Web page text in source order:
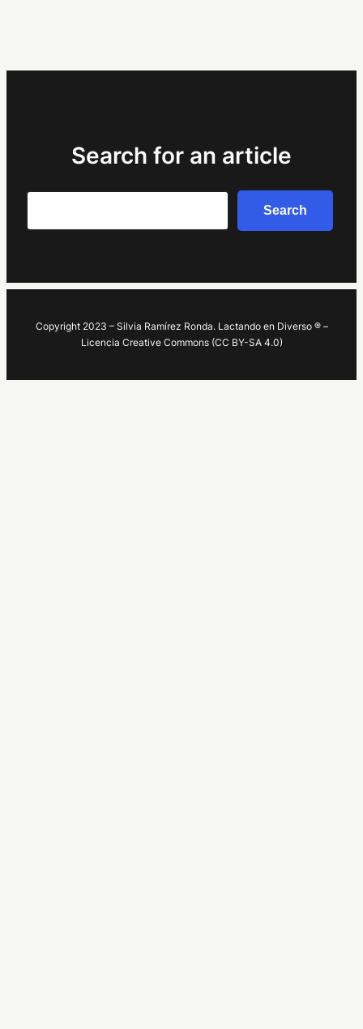
Search for an article
Search
Copyright 2023 – Silvia Ramírez Ronda. Lactando en Diverso ® –
Licencia Creative Commons (CC BY-SA 4.0)